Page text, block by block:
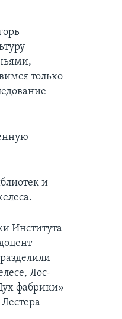
только
и
Института
Лос-
фабрики»